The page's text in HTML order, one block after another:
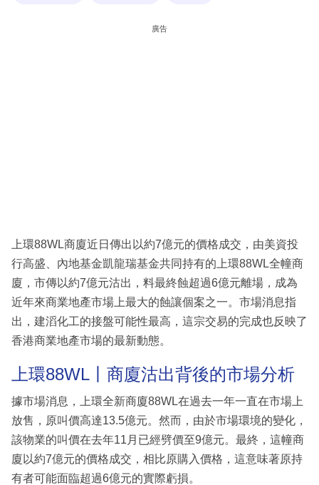
區
廣告
上環88WL商廈近日傳出以約7億元的價格成交，由美資投
行高盛、內地基金凱龍瑞基金共同持有的上環88WL全幢商
廈，市傳以約7億元沽出，料最終蝕超過6億元離場，成為
近年來商業地產市場上最大的蝕讓個案之一。市場消息指
出，建滔化工的接盤可能性最高，這宗交易的完成也反映了
香港商業地產市場的最新動態。
上環88WL丨商廈沽出背後的市場分析
據市場消息，上環全新商廈88WL在過去一年一直在市場上
放售，原叫價高達13.5億元。然而，由於市場環境的變化，
該物業的叫價在去年11月已經劈價至9億元。最終，這幢商
廈以約7億元的價格成交，相比原購入價格，這意味著原持
有者可能面臨超過6億元的實際虧損。